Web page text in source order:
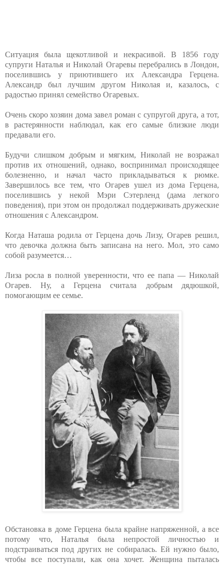
Ситуация была щекотливой и некрасивой. В 1856 году
супруги Наталья и Николай Огаревы перебрались в Лондон,
поселившись у приютившего их Александра Герцена.
Александр был лучшим другом Николая и, казалось, с
радостью принял семейство Огаревых.
Очень скоро хозяин дома завел роман с супругой друга, а тот,
в растерянности наблюдал, как его самые близкие люди
предавали его.
Будучи слишком добрым и мягким, Николай не возражал
против их отношений, однако, воспринимал происходящее
болезненно, и начал часто прикладываться к рюмке.
Завершилось все тем, что Огарев ушел из дома Герцена,
поселившись у некой Мэри Сэтерленд (дама легкого
поведения), при этом он продолжал поддерживать дружеские
отношения с Александром.
Когда Наташа родила от Герцена дочь Лизу, Огарев решил,
что девочка должна быть записана на него. Мол, это само
собой разумеется…
Лиза росла в полной уверенности, что ее папа — Николай
Огарев. Ну, а Герцена считала добрым дядюшкой,
помогающим ее семье.
Обстановка в доме Герцена была крайне напряженной, а все
потому что, Наталья была непростой личностью и
подстраиваться под других не собиралась. Ей нужно было,
чтобы все поступали, как она хочет. Женщина пыталась